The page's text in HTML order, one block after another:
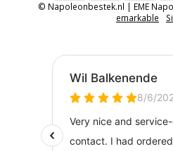
© Napoleonbestek.nl | EME
emarkable